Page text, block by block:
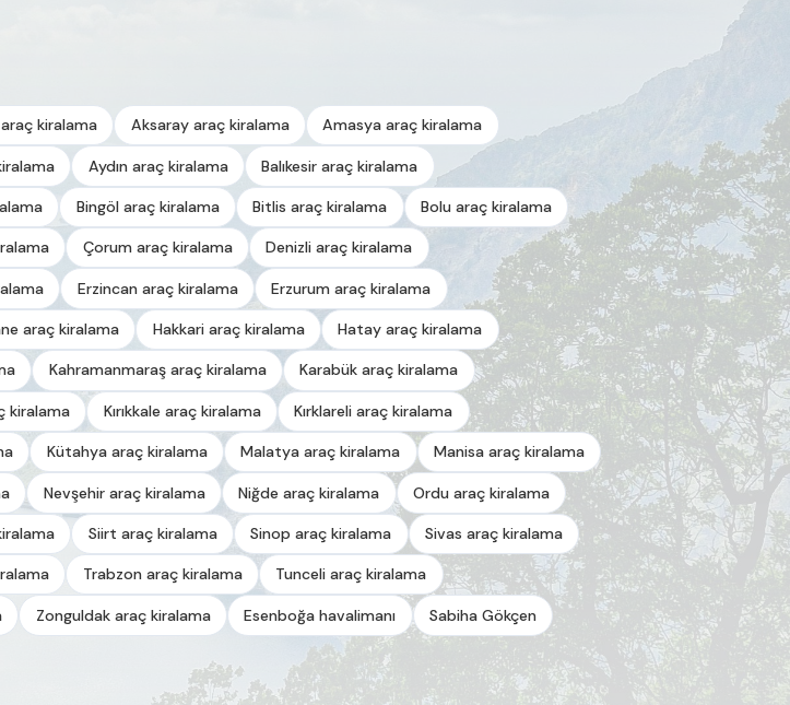
araç kiralama Aksaray araç kiralama Amasya araç kiralama
Aydın araç kiralama Balıkesir araç kiralama
Bingöl araç kiralama Bitlis araç kiralama Bolu araç kiralama
Çorum araç kiralama Denizli araç kiralama
Erzincan araç kiralama Erzurum araç kiralama
araç kiralama Hakkari araç kiralama Hatay araç kiralama
Kahramanmaraş araç kiralama Karabük araç kiralama
kiralama Kırıkkale araç kiralama Kırklareli araç kiralama
Kütahya araç kiralama Malatya araç kiralama Manisa araç kiralama
Nevşehir araç kiralama Niğde araç kiralama Ordu araç kiralama
Siirt araç kiralama Sinop araç kiralama Sivas araç kiralama
Trabzon araç kiralama Tunceli araç kiralama
Zonguldak araç kiralama Esenboğa havalimanı Sabiha Gökçen